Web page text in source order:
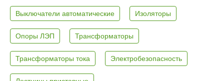
Выключатели автоматические Изоляторы
Опоры ЛЭП Трансформаторы
Трансформаторы тока Электробезопасность